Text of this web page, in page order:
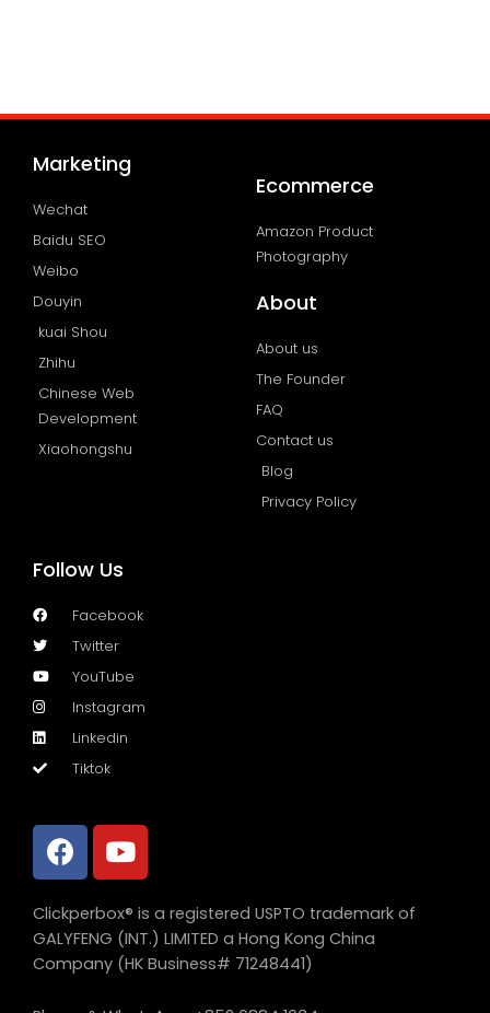
Marketing
Wechat
Baidu SEO
Weibo
Douyin
kuai Shou
Zhihu
Chinese Web
Development
Xiaohongshu
Ecommerce
Amazon Product
Photography
About
About us
The Founder
FAQ
Contact us
Blog
Privacy Policy
Follow Us
Facebook
Twitter
YouTube
Instagram
Linkedin
Tiktok
Clickperbox® is a registered USPTO trademark of
GALYFENG (INT.) LIMITED a Hong Kong China
Company (HK Business# 71248441)